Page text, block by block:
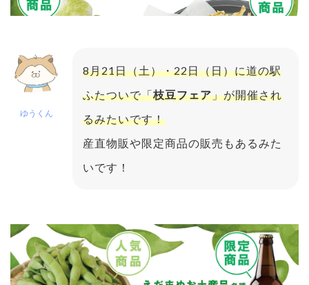
ゆうくん
8月21日（土）・22日（日）に道の駅
ふたついで「枝豆フェア」が開催され
るみたいです！
産直物販や限定商品の販売もあるみた
いです！